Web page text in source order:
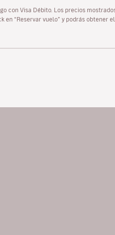
con Visa Débito. Los precios
“Reservar vuelo” y podrás obtener